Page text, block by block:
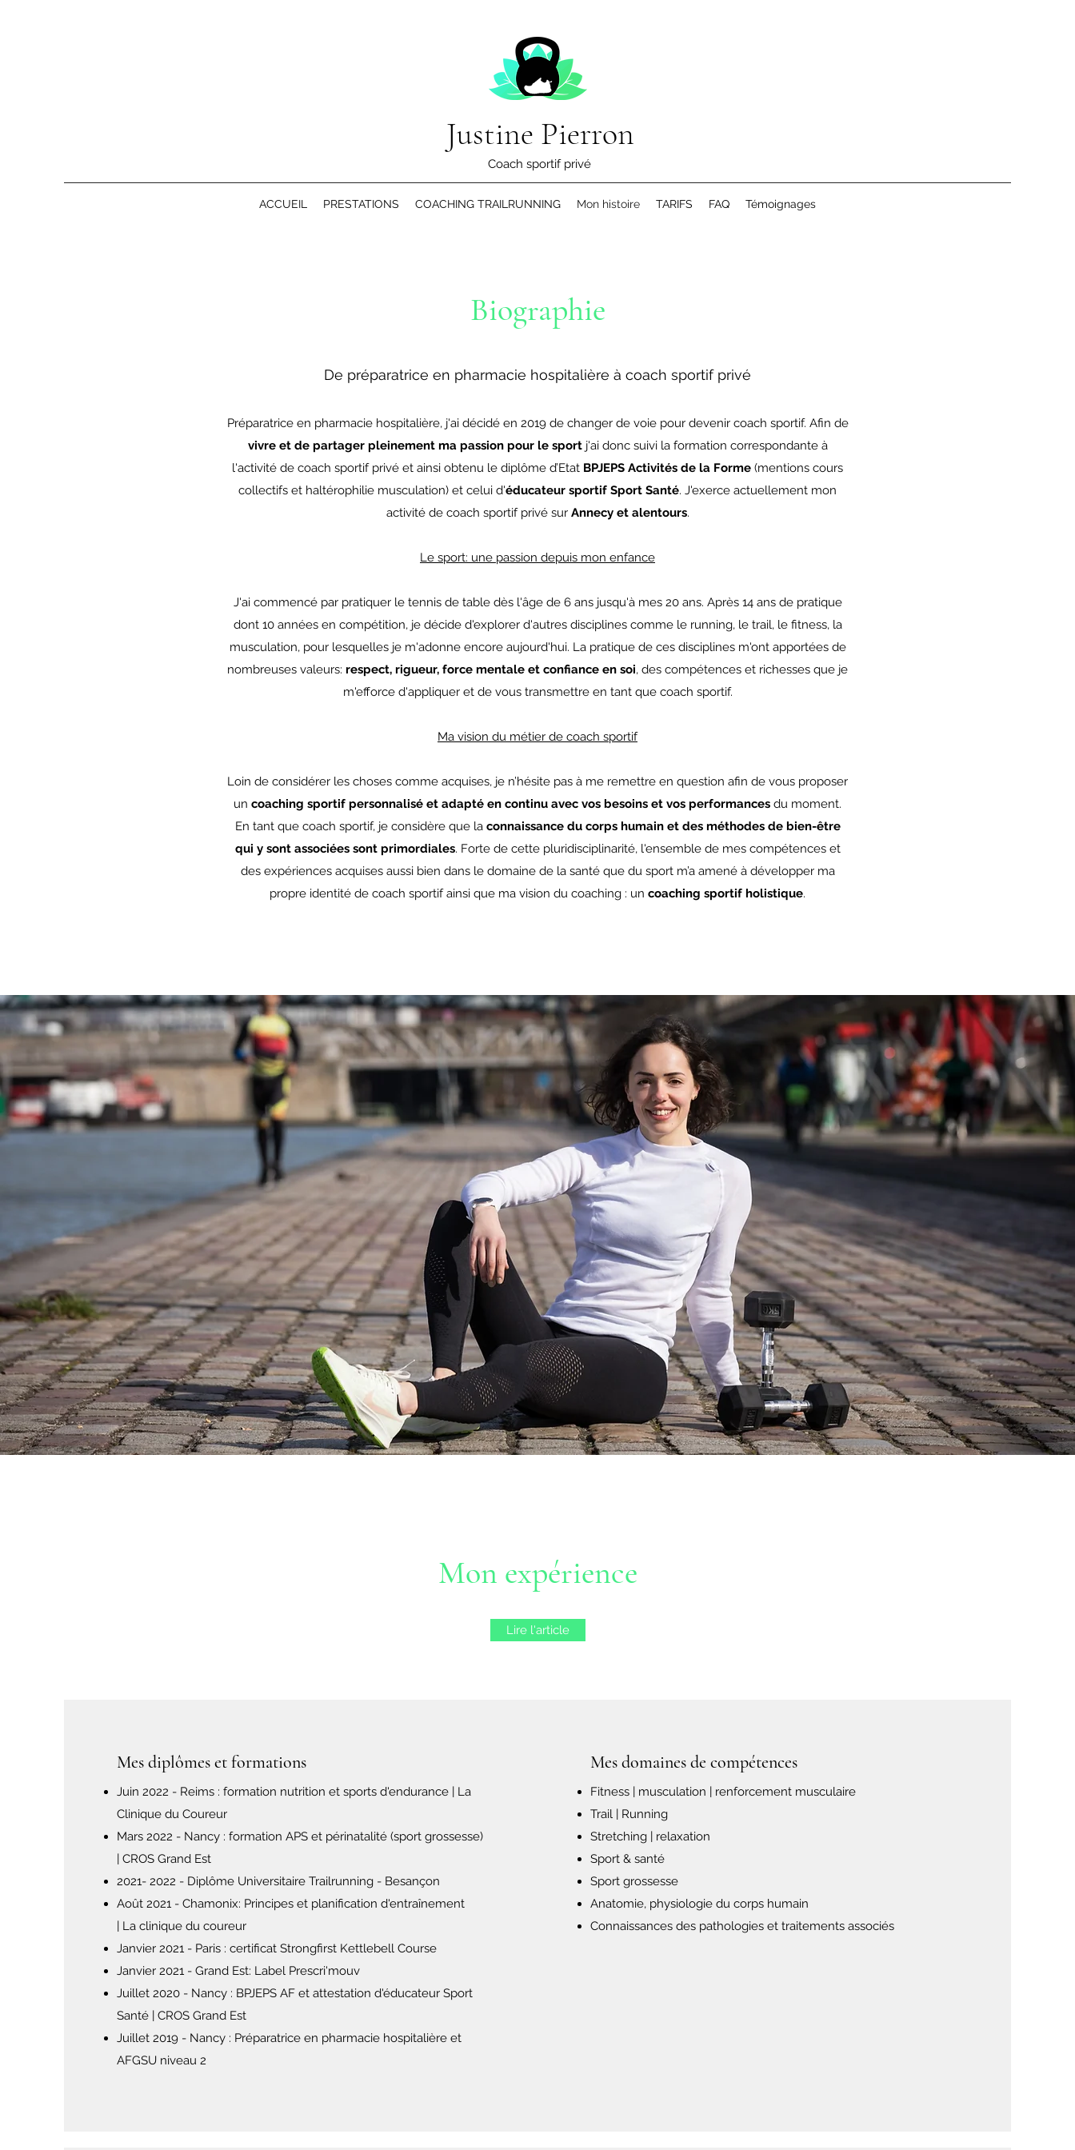
Justine Pierron
Coach sportif privé
ACCUEIL PRESTATIONS COACHING TRAILRUNNING Mon histoire TARIFS FAQ Témoignages
Biographie
De préparatrice en pharmacie hospitalière à coach sportif privé
Préparatrice en pharmacie hospitalière, j'ai décidé en 2019 de changer de voie pour devenir coach sportif. Afin de
vivre et de partager pleinement ma passion pour le sportj'ai donc suivi la formation correspondante à
l'activité de coach sportif privé et ainsi obtenu le diplôme d’Etat BPJEPS Activités de la Forme (mentions cours
collectifs et haltérophilie musculation) et celui d'éducateur sportif Sport Santé. J'exerce actuellement mon
activité de coach sportif privé sur Annecy et alentours.
Le sport: une passion depuis mon enfance
J'ai commencé par pratiquer le tennis de table dès l'âge de 6 ans jusqu'à mes 20 ans. Après 14 ans de pratique
dont 10 années en compétition, je décide d'explorer d'autres disciplines comme le running, le trail, le fitness, la
musculation, pour lesquelles je m'adonne encore aujourd'hui. La pratique de ces disciplines m'ont apportées de
nombreuses valeurs: respect, rigueur, force mentale et confiance en soi, des compétences et richesses que je
m'efforce d'appliquer et de vous transmettre en tant que coach sportif.
Ma vision du métier de coach sportif
Loin de considérer les choses comme acquises, je n’hésite pas à me remettre en question afin de vous proposer
un coaching sportif personnalisé et adapté en continu avec vos besoins et vos performances du moment.
En tant que coach sportif, je considère que la connaissance du corps humain et des méthodes de bien-être
qui y sont associées sont primordiales. Forte de cette pluridisciplinarité, l'ensemble de mes compétences et
des expériences acquises aussi bien dans le domaine de la santé que du sport m’a amené à développer ma
propre identité de coach sportif ainsi que ma vision du coaching : un coaching sportif holistique.
Mon expérience
Lire l'article
Mes diplômes et formations
Juin 2022 - Reims : formation nutrition et sports d'endurance | La
Clinique du Coureur
Mars 2022 - Nancy : formation APS et périnatalité (sport grossesse)
| CROS Grand Est
2021- 2022 - Diplôme Universitaire Trailrunning - Besançon
Août 2021 - Chamonix: Principes et planification d'entraînement
| La clinique du coureur
Janvier 2021 - Paris : certificat Strongfirst Kettlebell Course
Janvier 2021 - Grand Est: Label Prescri'mouv
Juillet 2020 - Nancy : BPJEPS AF et attestation d'éducateur Sport
Santé | CROS Grand Est
Juillet 2019 - Nancy : Préparatrice en pharmacie hospitalière et
AFGSU niveau 2
Mes domaines de compétences
Fitness | musculation | renforcement musculaire
Trail | Running
Stretching | relaxation
Sport & santé
Sport grossesse
Anatomie, physiologie du corps humain
Connaissances des pathologies et traitements associés